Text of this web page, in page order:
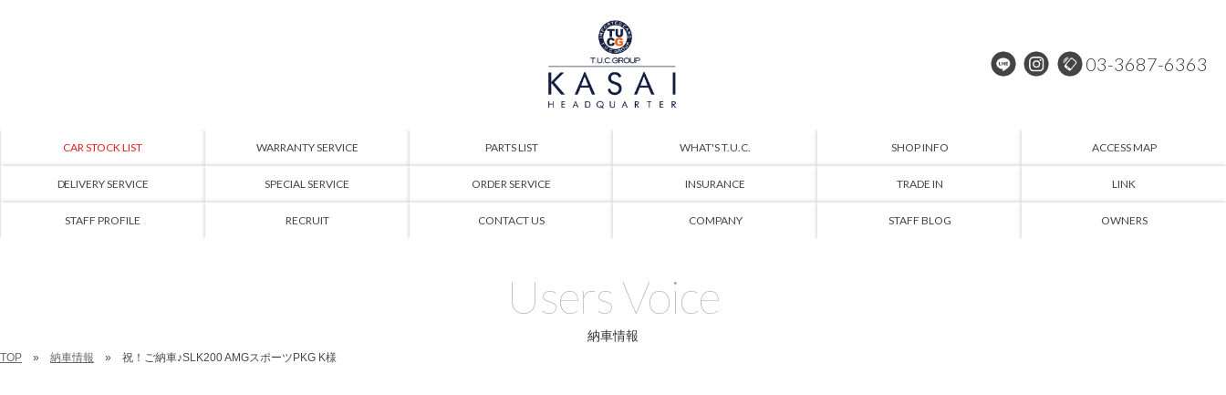
03-3687-6363
CAR STOCK LIST WARRANTY SERVICE PARTS LIST WHAT'S T.U.C. SHOP INFO ACCESS MAP
DELIVERY SERVICE SPECIAL SERVICE ORDER SERVICE INSURANCE TRADE IN LINK
STAFF PROFILE RECRUIT CONTACT US COMPANY STAFF BLOG OWNERS
Users Voice
納車情報
TOP 納車情報 祝！ご納車♪SLK200 AMGスポーツPKG K様